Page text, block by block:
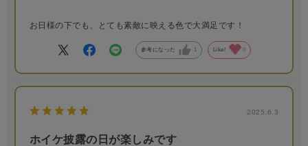
お日様の下でも、とても素敵に映える色で大満足です！
参考になった 1 Like! 0
2025.6.3
ホイケ披露の日が楽しみです